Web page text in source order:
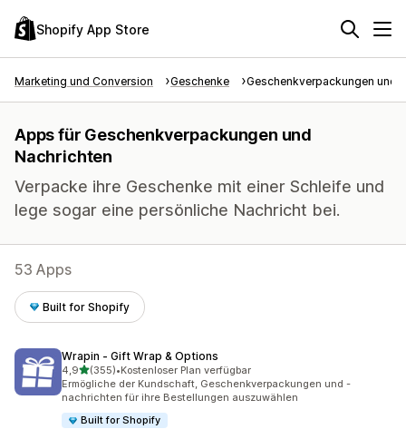
Shopify App Store
Marketing und Conversion Geschenke Geschenkverpackungen und
Apps für Geschenkverpackungen und
Nachrichten
Verpacke ihre Geschenke mit einer Schleife und
lege sogar eine persönliche Nachricht bei.
53 Apps
Built for Shopify
Wrapin ‑ Gift Wrap & Options
4,9von 5 Sternen
(355)
355 Rezensionen insgesamt
•Kostenloser Plan verfügbar
Ermögliche der Kundschaft, Geschenkverpackungen und -
nachrichten für ihre Bestellungen auszuwählen
Built for Shopify